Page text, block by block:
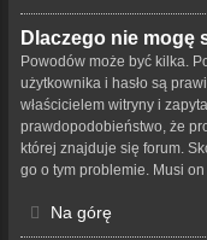
Dlaczego nie mogę
Powodów może być kilka.
użytkownika i hasło są
właścicielem witryny i
prawdopodobieństwo, że
której znajduje się forum.
go o tym problemie. Musi on
Na górę